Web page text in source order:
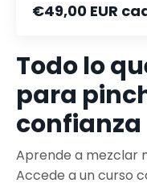
€49,00 EUR
Todo lo
para
confianza
Aprende a mezclar
Accede a un curso